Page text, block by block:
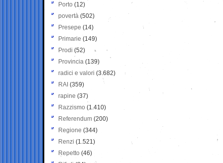
Porto (12)
povertà (502)
Presepe (14)
Primarie (149)
Prodi (52)
Provincia (139)
radici e valori (3.682)
RAI (359)
rapine (37)
Razzismo (1.410)
Referendum (200)
Regione (344)
Renzi (1.521)
Repetto (46)